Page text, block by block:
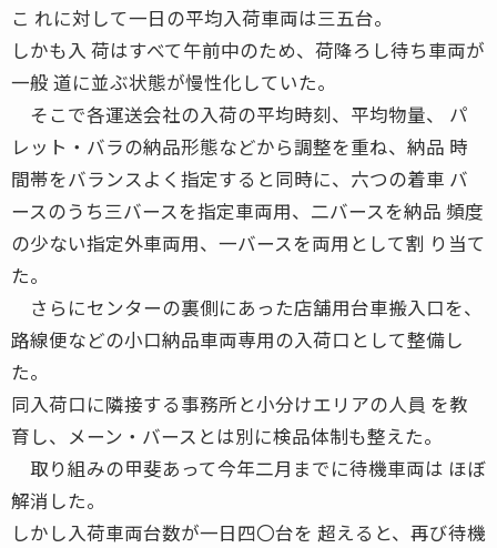
こ れに対して一日の平均入荷車両は三五台。
しかも入 荷はすべて午前中のため、荷降ろし待ち車両が
一般 道に並ぶ状態が慢性化していた。
そこで各運送会社の入荷の平均時刻、平均物量、 パ
レット・バラの納品形態などから調整を重ね、納品 時
間帯をバランスよく指定すると同時に、六つの着車 バ
ースのうち三バースを指定車両用、二バースを納品 頻度
の少ない指定外車両用、一バースを両用として割 り当て
た。
さらにセンターの裏側にあった店舗用台車搬入口を、
路線便などの小口納品車両専用の入荷口として整備し
た。
同入荷口に隣接する事務所と小分けエリアの人員 を教
育し、メーン・バースとは別に検品体制も整えた。
取り組みの甲斐あって今年二月までに待機車両は ほぼ
解消した。
しかし入荷車両台数が一日四〇台を 超えると、再び待機